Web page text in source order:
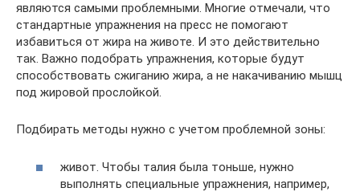
являются самыми проблемными. Многие отмечали, что
стандартные упражнения на пресс не помогают
избавиться от жира на животе. И это действительно
так. Важно подобрать упражнения, которые будут
способствовать сжиганию жира, а не накачиванию мышц
под жировой прослойкой.
Подбирать методы нужно с учетом проблемной зоны:
живот. Чтобы талия была тоньше, нужно
выполнять специальные упражнения, например,